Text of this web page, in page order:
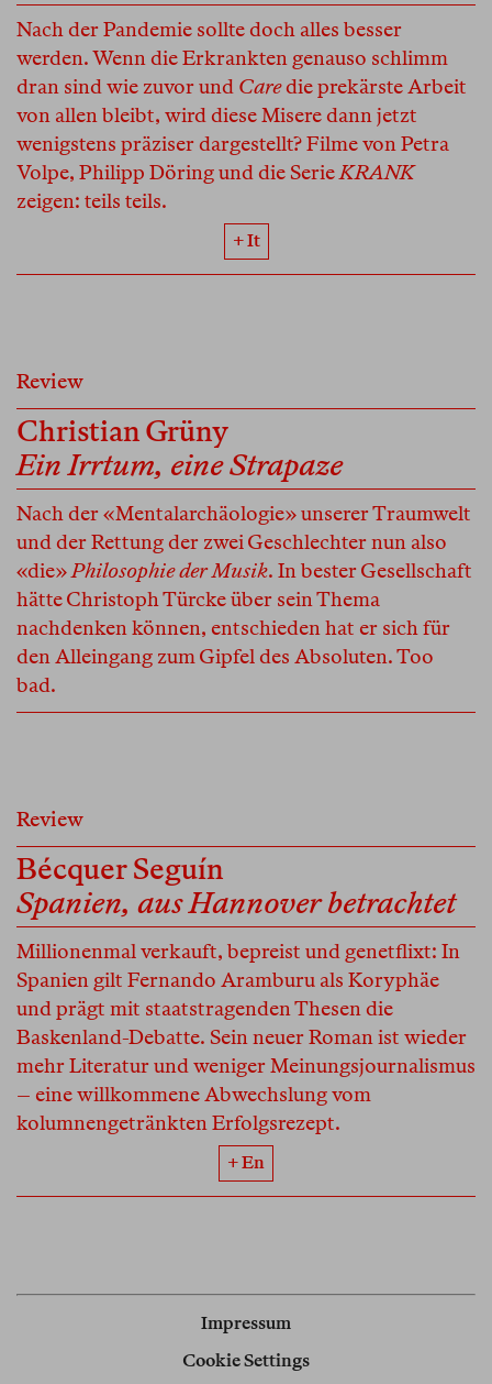
Nach der Pandemie sollte doch alles besser
werden. Wenn die Erkrankten genauso schlimm
dran sind wie zuvor und Caredie prekärste Arbeit
von allen bleibt, wird diese Misere dann jetzt
wenigstens präziser dargestellt? Filme von Petra
Volpe, Philipp Döring und die SerieKRANK
zeigen: teils teils.
+ It
Review
Christian Grüny
Ein Irrtum, eine Strapaze
Nach der «Mentalarchäologie» unserer Traumwelt
und der Rettung der zwei Geschlechter nun also
«die»Philosophie der Musik. In bester Gesellschaft
hätte Christoph Türcke über sein Thema
nachdenken können, entschieden hat er sich für
den Alleingang zum Gipfel des Absoluten. Too
bad.
Review
Bécquer Seguín
Spanien, aus Hannover betrachtet
Millionenmal verkauft, bepreist und genetflixt: In
Spanien gilt Fernando Aramburu als Koryphäe
und prägt mit staatstragenden Thesen die
Baskenland-Debatte. Sein neuer Roman ist wieder
mehr Literatur und weniger Meinungsjournalismus
– eine willkommene Abwechslung vom
kolumnengetränkten Erfolgsrezept.
+ En
Impressum
Cookie Settings